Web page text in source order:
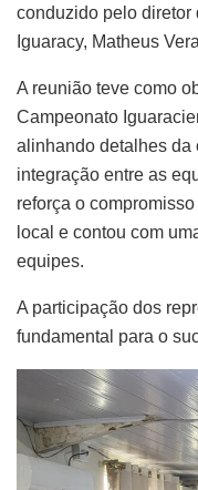
conduzido pelo diretor
Iguaracy, Matheus
A reunião teve como
Campeonato
alinhando detalhes da
integração entre as
reforça o
local e contou com
equipes.
A participação dos
fundamental para o